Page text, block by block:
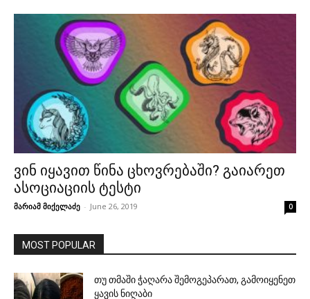
ვინ იყავით წინა ცხოვრებაში? გაიარეთ
ასოციაციის ტესტი
მარიამ მიქელაძე - June 26, 2019 0
MOST POPULAR
თუ თმაში ჭაღარა შემოგეპარათ, გამოიყენეთ
ყავის ნიღაბი